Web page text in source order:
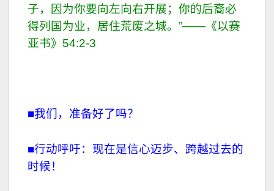
子，因为你要向左向右开展；你的后裔必
得列国为业，居住荒废之城。”——《以赛
亚书》54:2-3
■我们，准备好了吗？
■行动呼吁：现在是信心迈步、跨越过去的
时候！